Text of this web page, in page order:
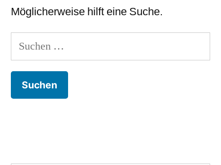
Möglicherweise hilft eine Suche.
Suchen
nach: